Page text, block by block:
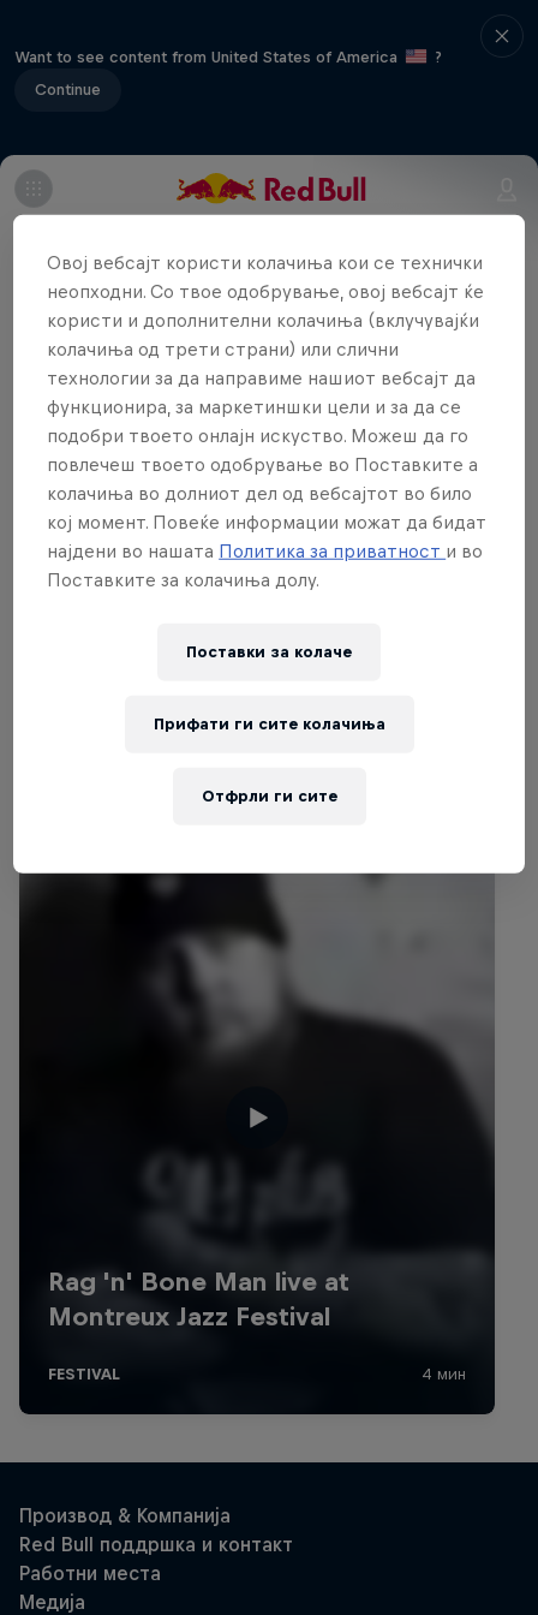
Want to see content from United States of America
?
Continue
Out West is an annual festival with an
intimate feel and a consistently stellar
line-up. This year, headliners include
Royksopp & Robyn, Neneh Cherry with
RocketNumberNine and Little Dragon. At
the 3000-capacity RBMA stage - located
in the main festival area for the first time
- you'll be able to catch Jamie xx and
Pional as well as appearances from house
collective Studio Barnhus and Red Bull
Овој вебсајт користи колачиња кои се технички
неопходни. Со твое одобрување, овој вебсајт ќе
користи и дополнителни колачиња (вклучувајќи
колачиња од трети страни) или слични
технологии за да направиме нашиот вебсајт да
функционира, за маркетиншки цели и за да се
подобри твоето онлајн искуство. Можеш да го
повлечеш твоето одобрување во Поставките а
колачиња во долниот дел од вебсајтот во било
кој момент. Повеќе информации можат да бидат
најдени во нашата Политика за приватност и во
Поставките за колачиња долу.
Поставки за колачe
Отфрли ги сите
Прифати ги сите колачиња